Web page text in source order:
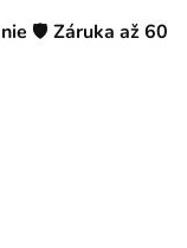
🛡️ Záruka až 60